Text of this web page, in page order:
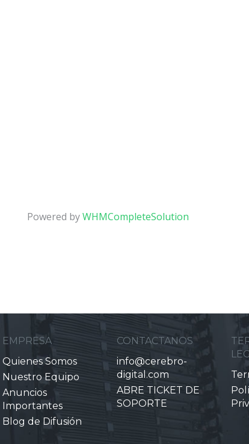
Powered byWHMCompleteSolution
EMPRESA
Quienes Somos
Nuestro Equipo
Anuncios
Importantes
Blog de Difusión
CONTACTANOS
info@cerebro-
digital.com
ABRE TICKET DE
SOPORTE